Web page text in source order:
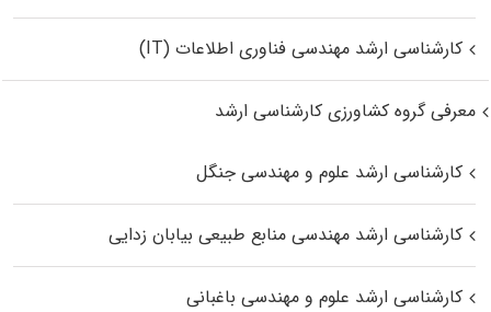
کارشناسی ارشد مهندسی فناوری اطلاعات (IT)
معرفی گروه کشاورزی کارشناسی ارشد
کارشناسی ارشد علوم و مهندسی جنگل
کارشناسی ارشد مهندسی منابع طبیعی بیابان زدایی
کارشناسی ارشد علوم و مهندسی باغبانی